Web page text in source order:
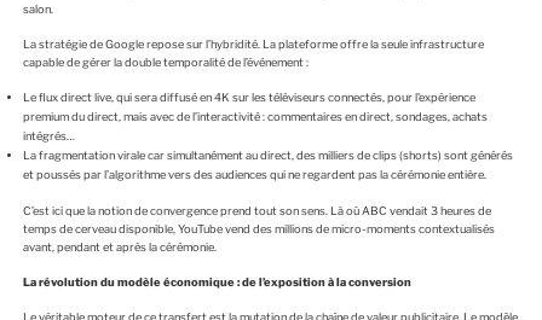
salon.
La stratégie de Google repose sur l’hybridité. La plateforme offre la seule infrastructure
capable de gérer la double temporalité de l’événement :
Le flux direct live, qui sera diffusé en 4K sur les téléviseurs connectés, pour l’expérience
premium du direct, mais avec de l’interactivité : commentaires en direct, sondages, achats
intégrés…
La fragmentation virale car simultanément au direct, des milliers de clips (shorts) sont générés
et poussés par l’algorithme vers des audiences qui ne regardent pas la cérémonie entière.
C’est ici que la notion de convergence prend tout son sens. Là où ABC vendait 3 heures de
temps de cerveau disponible, YouTube vend des millions de micro-moments contextualisés
avant, pendant et après la cérémonie.
La révolution du modèle économique : de l’exposition à la conversion